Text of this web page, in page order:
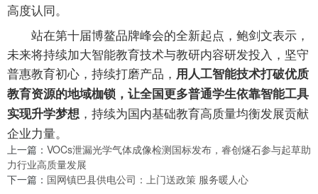
高度认同。
站在第十届博鳌品牌峰会的全新起点，鲍剑文表示，
未来将持续加大智能教育技术与教研内容研发投入，坚守
普惠教育初心，持续打磨产品， 用人工智能技术打破优质
教育资源的地域枷锁，让全国更多普通学生依靠智能工具
实现升学梦想 ，持续为国内基础教育高质量均衡发展贡献
企业力量。
上一篇： VOCs泄漏光学气体成像检测国标发布，睿创燧石参与起草助
力行业高质量发展
下一篇： 国网镇巴县供电公司：上门送政策 服务暖人心